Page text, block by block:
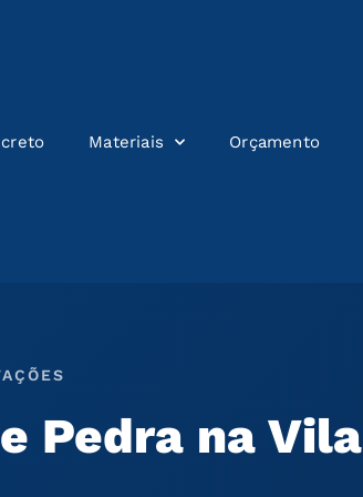
Materiais Orçamento
Pedra na Vila